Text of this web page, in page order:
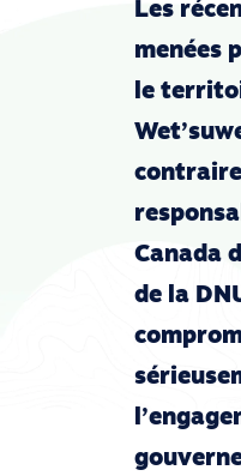
Les
menées
le
Canada
de la